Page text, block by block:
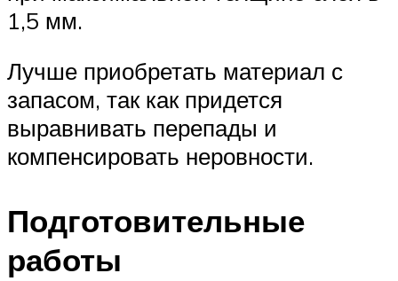
1,5 мм.
Лучше приобретать материал с
запасом, так как придется
выравнивать перепады и
компенсировать неровности.
Подготовительные
работы